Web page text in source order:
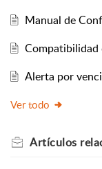
Manual de
Alerta por
Ver todo
Artículos